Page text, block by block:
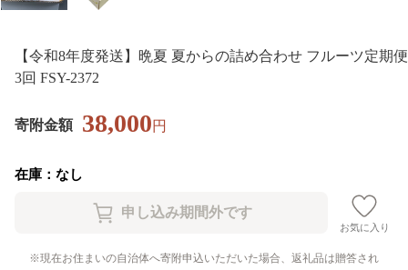
【令和8年度発送】晩夏 夏からの詰め合わせ フルーツ定期便
3回 FSY-2372
寄附金額 38,000円
在庫：なし
お気に入り
現在お住まいの自治体へ寄附申込いただいた場合、返礼品は贈答され